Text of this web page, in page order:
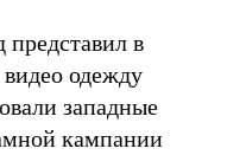
в
одежду
западные
кампании